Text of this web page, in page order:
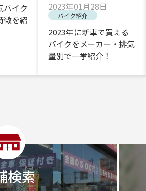
バイク
徴を紹
2023年01月28日
バイク紹介
2023年に新車で買える
バイクをメーカー・排気
量別で一挙紹介！
検索